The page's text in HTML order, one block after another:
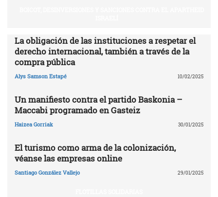
La obligación de las instituciones a respetar el
derecho internacional, también a través de la
compra pública
Alys Samson Estapé 10/02/2025
Un manifiesto contra el partido Baskonia –
Maccabi programado en Gasteiz
Haizea Gorriak 30/01/2025
El turismo como arma de la colonización,
véanse las empresas online
Santiago González Vallejo 29/01/2025